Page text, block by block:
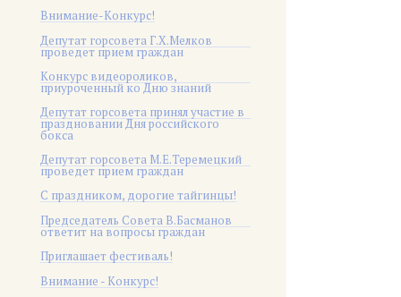
Внимание-Конкурс!
Депутат горсовета Г.Х.Мелков
проведет прием граждан
Конкурс видеороликов,
приуроченный ко Дню знаний
Депутат горсовета принял участие в
праздновании Дня российского
бокса
Депутат горсовета М.Е.Теремецкий
проведет прием граждан
С праздником, дорогие тайгинцы!
Председатель Совета В.Басманов
ответит на вопросы граждан
Приглашает фестиваль!
Внимание - Конкурс!